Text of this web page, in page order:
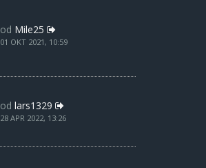
od Mile25
01 OKT 2021, 10:59
od lars1329
28 APR 2022, 13:26